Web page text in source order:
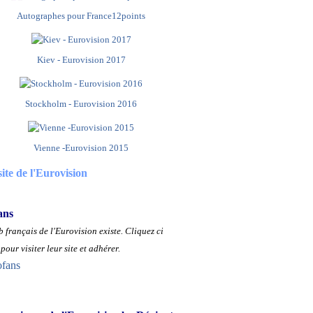
Autographes pour France12points
Kiev - Eurovision 2017
Stockholm - Eurovision 2016
Vienne -Eurovision 2015
de l'Eurovision
français de l'Eurovision existe. Cliquez ci
pour visiter leur site et adhérer.